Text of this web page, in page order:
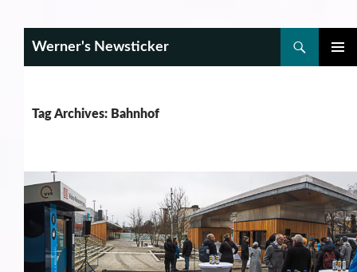
Werner's Newsticker
Tag Archives: Bahnhof